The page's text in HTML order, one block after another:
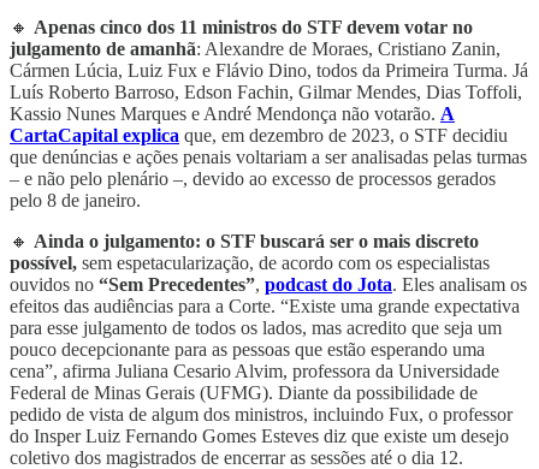
🔸 Apenas cinco dos 11 ministros do STF devem votar no
julgamento de amanhã: Alexandre de Moraes, Cristiano Zanin,
Cármen Lúcia, Luiz Fux e Flávio Dino, todos da Primeira Turma. Já
Luís Roberto Barroso, Edson Fachin, Gilmar Mendes, Dias Toffoli,
Kassio Nunes Marques e André Mendonça não votarão. A
CartaCapital explica que, em dezembro de 2023, o STF decidiu
que denúncias e ações penais voltariam a ser analisadas pelas turmas
– e não pelo plenário –, devido ao excesso de processos gerados
pelo 8 de janeiro.
🔸 Ainda o julgamento: o STF buscará ser o mais discreto
possível, sem espetacularização, de acordo com os especialistas
ouvidos no “Sem Precedentes”, podcast do Jota. Eles analisam os
efeitos das audiências para a Corte. “Existe uma grande expectativa
para esse julgamento de todos os lados, mas acredito que seja um
pouco decepcionante para as pessoas que estão esperando uma
cena”, afirma Juliana Cesario Alvim, professora da Universidade
Federal de Minas Gerais (UFMG). Diante da possibilidade de
pedido de vista de algum dos ministros, incluindo Fux, o professor
do Insper Luiz Fernando Gomes Esteves diz que existe um desejo
coletivo dos magistrados de encerrar as sessões até o dia 12.